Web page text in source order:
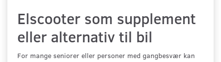
Elscooter som supplement
eller alternativ til bil
For mange seniorer eller personer med gangbesvær kan